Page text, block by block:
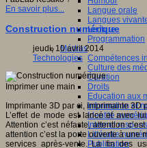
Langue orale
Langues
Lecture
Programmation
Médias
Compétences
Culture des
Curation
Droits
Education aux
Information et
Identité
Internet
Littératie
Publication
En savoir plus...
Construction numérique
jeudi, 10 avril 2014
Technologies
Imprimer une main
Imprimante 3D par ci, imprimante 3D
L’effet de mode est lancé et avec
Attention c’est néfaste, attention
attention c’est la porte ouverte à une
services après-vente. La fin des